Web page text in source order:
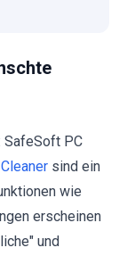
SafeSoft PC
sind ein
wie
erscheinen
und